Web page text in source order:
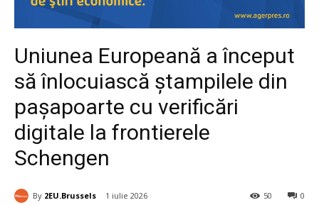
Uniunea Europeană a început
să înlocuiască ștampilele din
pașapoarte cu verificări
digitale la frontierele
Schengen
By 2EU.Brussels 1 iulie 2026 0
50